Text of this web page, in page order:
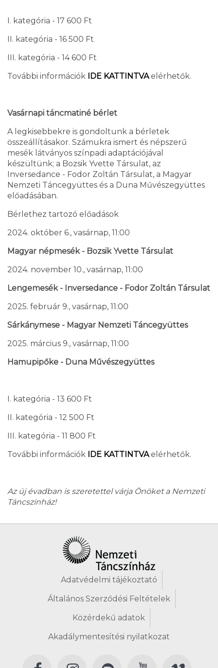
I. kategória - 17 600 Ft
II. kategória - 16 500 Ft
III. kategória - 14 600 Ft
További információk
IDE KATTINTVAelérhetők.
Vasárnapi táncmatiné bérlet
A legkisebbekre is gondoltunk a bérletek
összeállításakor. Számukra ismert és népszerű
mesék látványos színpadi adaptációjával
készültünk; a Bozsik Yvette Társulat, az
Inversedance - Fodor Zoltán Társulat, a Magyar
Nemzeti Táncegyüttes és a Duna Művészegyüttes
előadásában.
Bérlethez tartozó előadások
2024. október 6., vasárnap, 11:00
Magyar népmesék - Bozsik Yvette Társulat
2024. november 10., vasárnap, 11:00
Lengemesék - Inversedance - Fodor Zoltán Társulat
2025. február 9., vasárnap, 11:00
Sárkánymese - Magyar Nemzeti Táncegyüttes
2025. március 9., vasárnap, 11:00
Hamupipőke - Duna Művészegyüttes
I. kategória - 13 600 Ft
II. kategória - 12 500 Ft
III. kategória - 11 800 Ft
További információk
IDE KATTINTVAelérhetők.
Az új évadban is szeretettel várja Önöket a Nemzeti
Táncszínház!
Adatvédelmi tájékoztató
Általános Szerződési Feltételek
Közérdekű adatok
Akadálymentesítési nyilatkozat